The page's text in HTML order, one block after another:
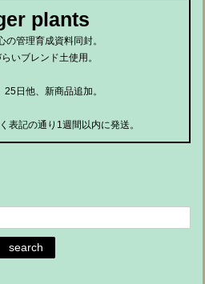
plants
の管理育成資料同封。
いブレンド土使用。
日他、新商品追加。
表記の通り1週間以内に発送。
search